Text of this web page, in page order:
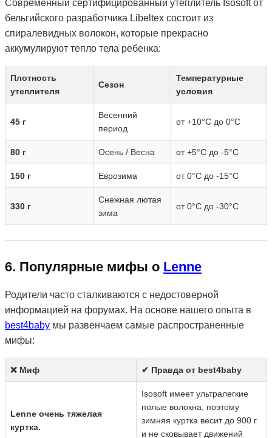
Современный сертифицированный утеплитель Isosoft от
бельгийского разработчика Libeltex состоит из
спиралевидных волокон, которые прекрасно
аккумулируют тепло тела ребенка:
Плотность
утеплителя
Сезон
Температурные
условия
45 г
Весенний
период
от +10°C до 0°C
80 г Осень / Весна от +5°C до -5°C
150 г Еврозима от 0°C до -15°C
330 г
Снежная лютая
зима
от 0°C до -30°C
6. Популярные мифы о Lenne
Родители часто сталкиваются с недостоверной
информацией на форумах. На основе нашего опыта в
best4baby мы развенчаем самые распространенные
мифы:
❌ Миф ✔ Правда от best4baby
Lenne очень тяжелая
куртка.
Isosoft имеет ультралегкие
полые волокна, поэтому
зимняя куртка весит до 900 г
и не сковывает движений